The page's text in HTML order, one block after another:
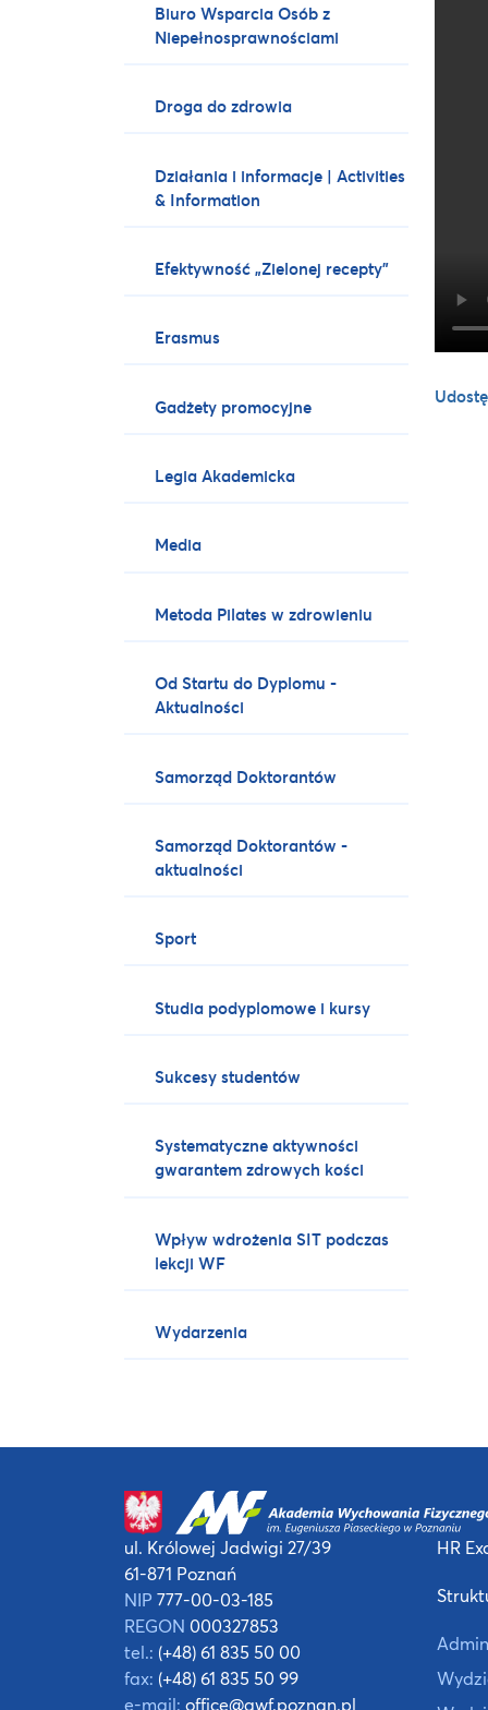
Biuro Wsparcia Osób z
Niepełnosprawnościami
Droga do zdrowia
Działania i informacje | Activities
& Information
Efektywność „Zielonej recepty”
Erasmus
Gadżety promocyjne
Legia Akademicka
Media
Metoda Pilates w zdrowieniu
Od Startu do Dyplomu -
Aktualności
Samorząd Doktorantów
Samorząd Doktorantów -
aktualności
Sport
Studia podyplomowe i kursy
Sukcesy studentów
Systematyczne aktywności
gwarantem zdrowych kości
Wpływ wdrożenia SIT podczas
lekcji WF
Wydarzenia
ul. Królowej Jadwigi 27/39
61-871 Poznań
NIP 777-00-03-185
REGON 000327853
tel.: (+48) 61 835 50 00
fax: (+48) 61 835 50 99
e-mail: office@awf.poznan.pl
HR